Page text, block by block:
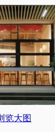
览大图